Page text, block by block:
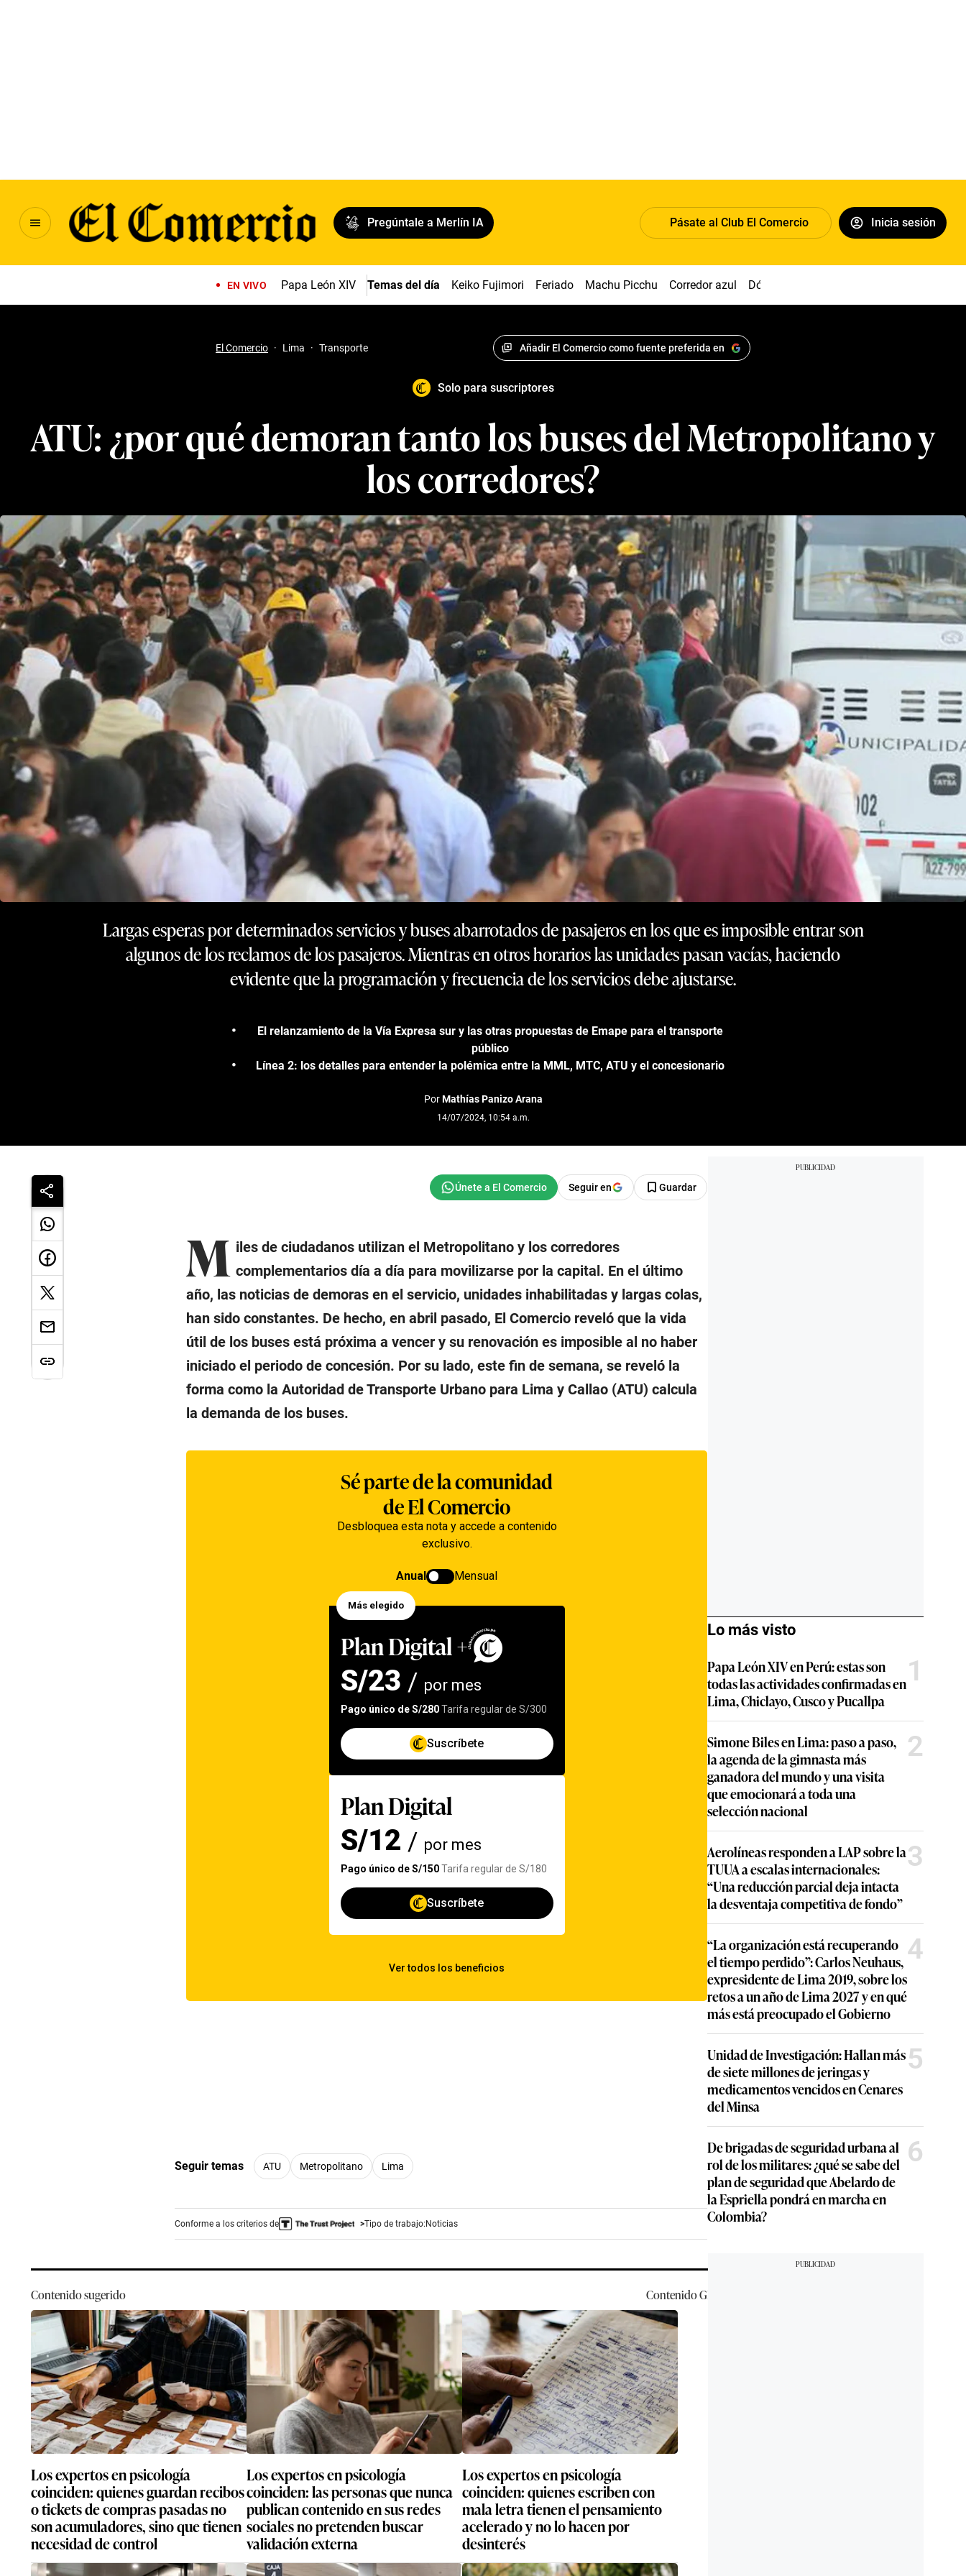
Pregúntale a Merlín IA Pásate al Club El Comercio Inicia sesión
EN VIVO Papa León XIV Temas del día Keiko Fujimori Feriado Machu Picchu Corredor azul Dólar
El Comercio · Lima · Transporte Añadir El Comercio como fuente preferida en
Solo para suscriptores
ATU: ¿por qué demoran tanto los buses del Metropolitano y
los corredores?
Largas esperas por determinados servicios y buses abarrotados de pasajeros en los que es imposible entrar son
algunos de los reclamos de los pasajeros. Mientras en otros horarios las unidades pasan vacías, haciendo
evidente que la programación y frecuencia de los servicios debe ajustarse.
El relanzamiento de la Vía Expresa sur y las otras propuestas de Emape para el transporte
público
Línea 2: los detalles para entender la polémica entre la MML, MTC, ATU y el concesionario
PorMathías Panizo Arana
14/07/2024, 10:54 a.m.
Seguir en Guardar
M iles de ciudadanos utilizan el Metropolitano y los corredores
complementarios día a día para movilizarse por la capital. En el último
año, las noticias de demoras en el servicio, unidades inhabilitadas y largas colas,
han sido constantes. De hecho, en abril pasado, El Comercio reveló que la vida
útil de los buses está próxima a vencer y su renovación es imposible al no haber
iniciado el periodo de concesión. Por su lado, este fin de semana, se reveló la
forma como la Autoridad de Transporte Urbano para Lima y Callao (ATU) calcula
la demanda de los buses.
Seguir temas ATU Metropolitano Lima
Conforme a los criterios de Tipo de trabajo:Noticias
Contenido sugerido ContenidoGEC
Los expertos en psicología
coinciden: quienes guardan recibos
o tickets de compras pasadas no
son acumuladores, sino que tienen
necesidad de control
Los expertos en psicología
coinciden: las personas que nunca
publican contenido en sus redes
sociales no pretenden buscar
validación externa
Los expertos en psicología
coinciden: quienes escriben con
mala letra tienen el pensamiento
acelerado y no lo hacen por
desinterés
Lo más visto
Papa León XIV en Perú: estas son
todas las actividades confirmadas en
Lima, Chiclayo, Cusco y Pucallpa
1
Simone Biles en Lima: paso a paso,
la agenda de la gimnasta más
ganadora del mundo y una visita
que emocionará a toda una
selección nacional
2
Aerolíneas responden a LAP sobre la
TUUA a escalas internacionales:
“Una reducción parcial deja intacta
la desventaja competitiva de fondo”
3
“La organización está recuperando
el tiempo perdido”: Carlos Neuhaus,
expresidente de Lima 2019, sobre los
retos a un año de Lima 2027 y en qué
más está preocupado el Gobierno
4
Unidad de Investigación: Hallan más
de siete millones de jeringas y
medicamentos vencidos en Cenares
del Minsa
5
De brigadas de seguridad urbana al
rol de los militares: ¿qué se sabe del
plan de seguridad que Abelardo de
la Espriella pondrá en marcha en
Colombia?
6